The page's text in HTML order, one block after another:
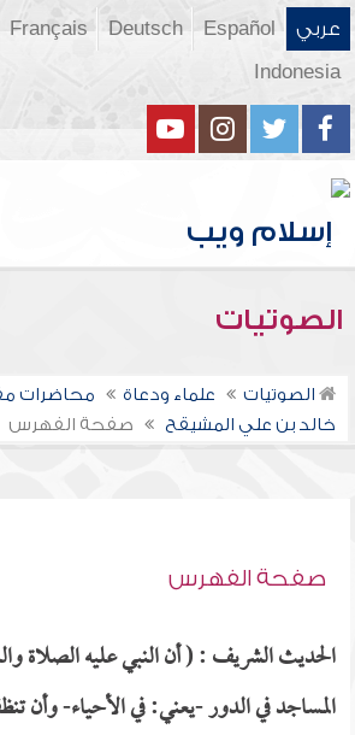
عربي Español
Deutsch
Français
Indonesia
الصوتيات
الصوتيات علماء ودعاة
محاضرات
خالد بن علي المشيقح
صفحة الفهرس
صفحة الفهرس
الحديث الشريف : ( أن النبي عليه الصلاة
المساجد في الدور -يعني: في الأحياء- وأن